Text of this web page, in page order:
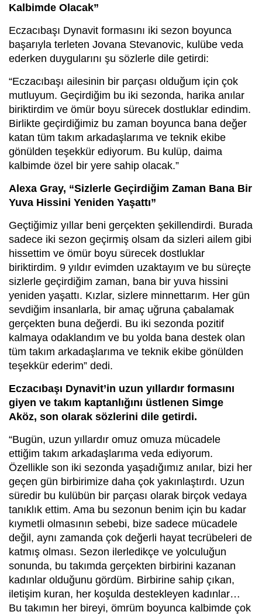
Kalbimde Olacak”
Eczacıbaşı Dynavit formasını iki sezon boyunca
başarıyla terleten Jovana Stevanovic, kulübe veda
ederken duygularını şu sözlerle dile getirdi:
“Eczacıbaşı ailesinin bir parçası olduğum için çok
mutluyum. Geçirdiğim bu iki sezonda, harika anılar
biriktirdim ve ömür boyu sürecek dostluklar edindim.
Birlikte geçirdiğimiz bu zaman boyunca bana değer
katan tüm takım arkadaşlarıma ve teknik ekibe
gönülden teşekkür ediyorum. Bu kulüp, daima
kalbimde özel bir yere sahip olacak.”
Alexa Gray, “Sizlerle Geçirdiğim Zaman Bana Bir
Yuva Hissini Yeniden Yaşattı”
Geçtiğimiz yıllar beni gerçekten şekillendirdi. Burada
sadece iki sezon geçirmiş olsam da sizleri ailem gibi
hissettim ve ömür boyu sürecek dostluklar
biriktirdim. 9 yıldır evimden uzaktayım ve bu süreçte
sizlerle geçirdiğim zaman, bana bir yuva hissini
yeniden yaşattı. Kızlar, sizlere minnettarım. Her gün
sevdiğim insanlarla, bir amaç uğruna çabalamak
gerçekten buna değerdi. Bu iki sezonda pozitif
kalmaya odaklandım ve bu yolda bana destek olan
tüm takım arkadaşlarıma ve teknik ekibe gönülden
teşekkür ederim” dedi.
Eczacıbaşı Dynavit’in uzun yıllardır formasını
giyen ve takım kaptanlığını üstlenen Simge
Aköz, son olarak sözlerini dile getirdi.
“Bugün, uzun yıllardır omuz omuza mücadele
ettiğim takım arkadaşlarıma veda ediyorum.
Özellikle son iki sezonda yaşadığımız anılar, bizi her
geçen gün birbirimize daha çok yakınlaştırdı. Uzun
süredir bu kulübün bir parçası olarak birçok vedaya
tanıklık ettim. Ama bu sezonun benim için bu kadar
kıymetli olmasının sebebi, bize sadece mücadele
değil, aynı zamanda çok değerli hayat tecrübeleri de
katmış olması. Sezon ilerledikçe ve yolculuğun
sonunda, bu takımda gerçekten birbirini kazanan
kadınlar olduğunu gördüm. Birbirine sahip çıkan,
iletişim kuran, her koşulda destekleyen kadınlar…
Bu takımın her bireyi, ömrüm boyunca kalbimde çok